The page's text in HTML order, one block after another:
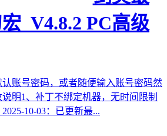
_V4.8.2 PC高级
账号密码，或者随便输入账号密码然
明1、补丁不绑定机器，无时间限制
10-03：已更新最...